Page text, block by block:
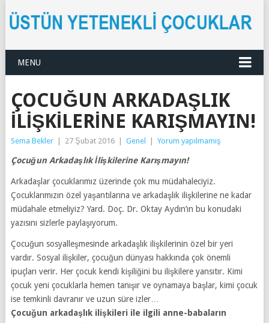
MENU
ÇOCUĞUN ARKADAŞLIK
İLIŞKILERINE KARIŞMAYIN!
Sema Bekler 27 Şubat 2016 Genel Yorum yapılmamış
Çocuğun Arkadaşlık İlişkilerine Karışmayın!
Arkadaşlar çocuklarımız üzerinde çok mu müdahaleciyiz.
Çocuklarımızın özel yaşantılarına ve arkadaşlık ilişkilerine ne kadar
müdahale etmeliyiz? Yard. Doç. Dr. Oktay Aydın’ın bu konudaki
yazısını sizlerle paylaşıyorum.
Çocuğun sosyalleşmesinde arkadaşlık ilişkilerinin özel bir yeri
vardır. Sosyal ilişkiler, çocuğun dünyası hakkında çok önemli
ipuçları verir. Her çocuk kendi kişiliğini bu ilişkilere yansıtır. Kimi
çocuk yeni çocuklarla hemen tanışır ve oynamaya başlar, kimi çocuk
ise temkinli davranır ve uzun süre izler…
Çocuğun arkadaşlık ilişkileri ile ilgili anne-babaların